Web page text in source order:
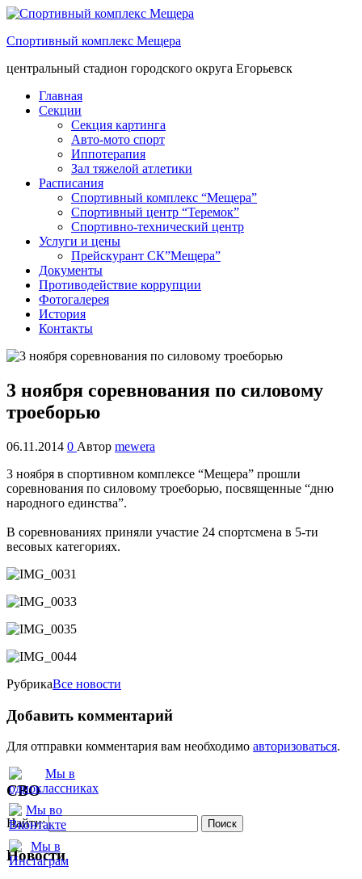
Спортивный комплекс Мещера
центральный стадион городского округа Егорьевск
Главная
Секции
Секция картинга
Авто-мото спорт
Иппотерапия
Зал тяжелой атлетики
Расписания
Спортивный комплекс “Мещера”
Спортивный центр “Теремок”
Спортивно-технический центр
Услуги и цены
Прейскурант СК”Мещера”
Документы
Противодействие коррупции
Фотогалерея
История
Контакты
3 ноября соревнования по силовому
троеборью
06.11.2014 0 Автор mewera
3 ноября в спортивном комплексе “Мещера” прошли
соревнования по силовому троеборью, посвященные “дню
народного единства”.
В соревнованиях приняли участие 24 спортсмена в 5-ти
весовых категориях.
РубрикаВсе новости
Добавить комментарий
Для отправки комментария вам необходимо авторизоваться.
СВО
Найти:
Новости